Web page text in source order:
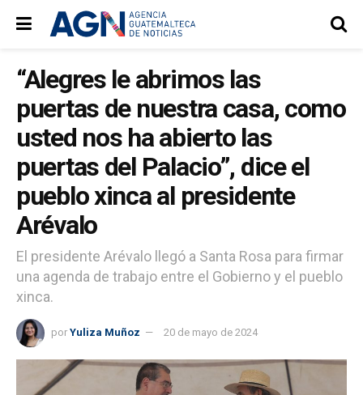
“Alegres le abrimos las
puertas de nuestra casa, como
usted nos ha abierto las
puertas del Palacio”, dice el
pueblo xinca al presidente
Arévalo
El presidente Arévalo llegó a Santa Rosa para firmar
una agenda de trabajo entre el Gobierno y el pueblo
xinca.
por Yuliza Muñoz 20 de mayo de 2024